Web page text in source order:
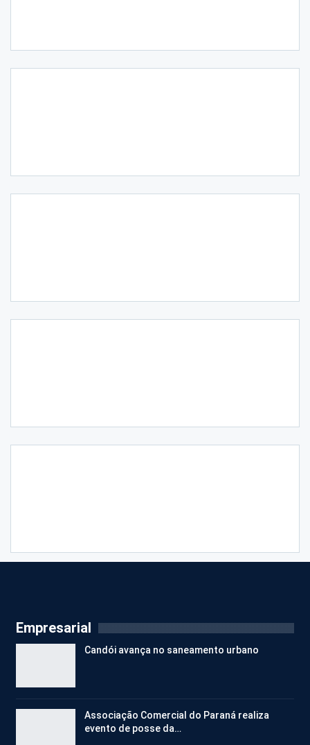
Empresarial
Candói avança no saneamento urbano
Associação Comercial do Paraná realiza
evento de posse da…